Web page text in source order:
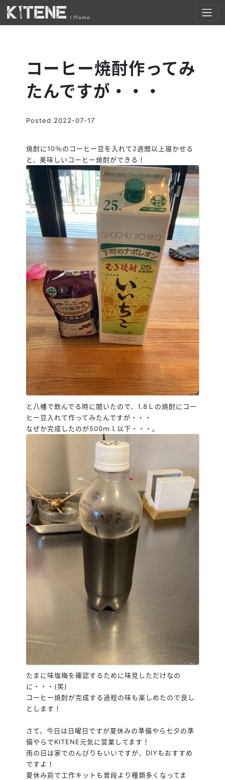
Home
コーヒー焼酎作ってみ
たんですが・・・
Posted 2022-07-17
焼酎に10％のコーヒー豆を入れて2週間以上寝かせる
と、美味しいコーヒー焼酎ができる！
と八幡で飲んでる時に聞いたので、1.8Ｌの焼酎にコー
ヒー豆入れて作ってみたんですが・・・
なぜか完成したのが500ｍｌ以下・・・。
たまに味塩梅を確認するために味見しただけなの
に・・・(笑)
コーヒー焼酎が完成する過程の味も楽しめたので良し
とします！
さて、今日は日曜日ですが夏休みの準備やら七夕の準
備やらでKITENE元気に営業してます！
雨の日は家でのんびりもいいですが、DIYもおすすめ
ですよ！
夏休み前で工作キットも普段より種類多くなってま